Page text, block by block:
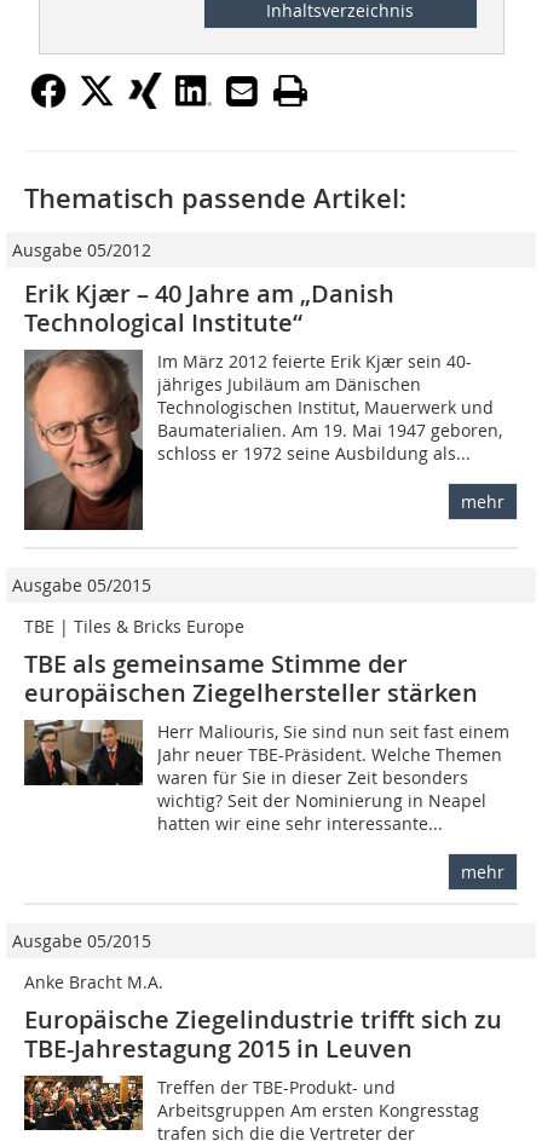
Inhaltsverzeichnis
Thematisch passende Artikel:
Ausgabe 05/2012
Erik Kjær – 40 Jahre am „Danish
Technological ­Institute“
Im März 2012 feierte Erik Kjær sein 40-
jähriges Jubiläum am Dänischen
Technologischen Institut, Mauerwerk und
Baumaterialien. Am 19. Mai 1947 geboren,
schloss er 1972 seine Ausbildung als...
mehr
Ausgabe 05/2015
TBE | Tiles & Bricks Europe
TBE als gemeinsame Stimme der
europäischen ­Ziegelhersteller stärken
Herr Maliouris, Sie sind nun seit fast einem
Jahr neuer TBE-Präsident. Welche Themen
waren für Sie in dieser Zeit besonders
wichtig? Seit der Nominierung in Neapel
hatten wir eine sehr interessante...
mehr
Ausgabe 05/2015
Anke Bracht M.A.
Europäische Ziegelindustrie trifft sich zu
TBE-Jahrestagung 2015 in Leuven
Treffen der TBE-Produkt- und
Arbeitsgruppen Am ersten Kongresstag
trafen sich die die Vertreter der